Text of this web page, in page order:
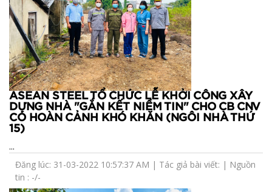
ASEAN STEEL TỔ CHỨC LỄ KHỞI CÔNG XÂY
DỰNG NHÀ "GẮN KẾT NIỀM TIN" CHO CB CNV
CÓ HOÀN CẢNH KHÓ KHĂN (NGÔI NHÀ THỨ
15)
...
Đăng lúc: 31-03-2022 10:57:37 AM | Tác giả bài viết: | Nguồn
tin : -/-